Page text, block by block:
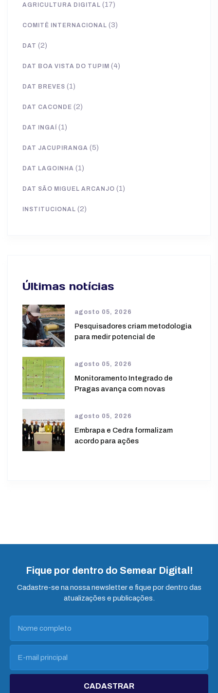
AGRICULTURA DIGITAL (17)
COMITÊ INTERNACIONAL (3)
DAT (2)
DAT BOA VISTA DO TUPIM (4)
DAT BREVES (1)
DAT CACONDE (2)
DAT INGAÍ (1)
DAT JACUPIRANGA (5)
DAT LAGOINHA (1)
DAT SÃO MIGUEL ARCANJO (1)
INSTITUCIONAL (2)
Últimas notícias
agosto 05, 2026
Pesquisadores criam metodologia
para medir potencial de
agosto 05, 2026
Monitoramento Integrado de
Pragas avança com novas
agosto 05, 2026
Embrapa e Cedra formalizam
acordo para ações
Fique por dentro do Semear Digital!
Cadastre-se na nossa newsletter e fique por dentro das
atualizações e publicações.
CADASTRAR